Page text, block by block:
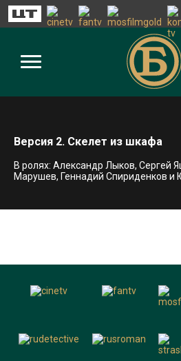
Версия 2. Скелет из шкафа
В ролях: Александр Лыков, Сергей
Марушев, Геннадий Спириденков и